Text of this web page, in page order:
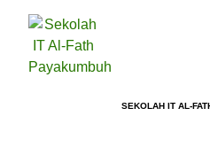
SEKOLAH IT AL-